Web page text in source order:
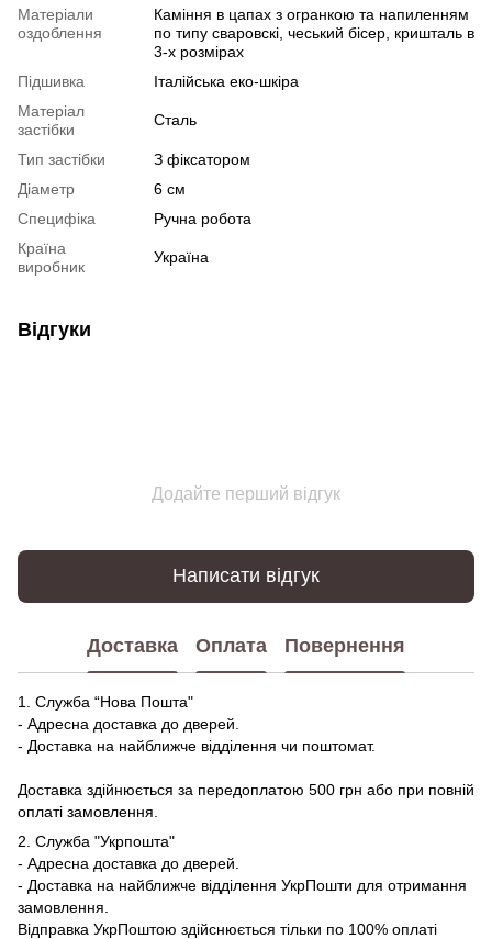
Матеріали
оздоблення
Каміння в цапах з огранкою та напиленням
по типу сваровскі, чеський бісер, кришталь в
3-х розмірах
Підшивка
Італійська еко-шкіра
Матеріал
застібки
Сталь
Тип застібки
З фіксатором
Діаметр
6 см
Специфіка
Ручна робота
Країна
виробник
Україна
Відгуки
Додайте перший відгук
Написати відгук
Доставка Оплата Повернення
1. Служба “Нова Пошта"
- Адресна доставка до дверей.
- Доставка на найближче відділення чи поштомат.
Доставка здійнюється за передоплатою 500 грн або при повній
оплаті замовлення.
2. Служба "Укрпошта"
- Адресна доставка до дверей.
- Доставка на найближче відділення УкрПошти для отримання
замовлення.
Відправка УкрПоштою здійснюється тільки по 100% оплаті